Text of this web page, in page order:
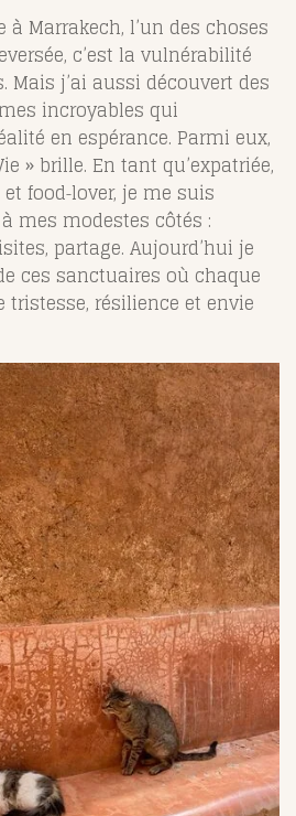
Marrakech, l’un des choses
c’est la vulnérabilité
Mais j’ai aussi découvert des
incroyables qui
en espérance. Parmi eux,
» brille. En tant qu’expatriée,
food‐lover, je me suis
mes modestes côtés :
partage. Aujourd’hui je
ces sanctuaires où chaque
tristesse, résilience et envie